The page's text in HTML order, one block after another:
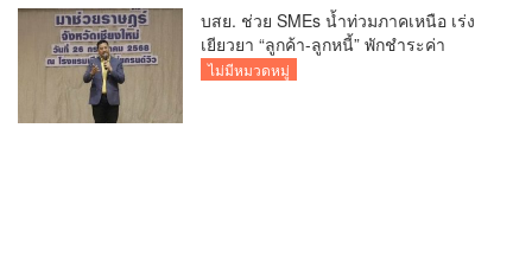
บสย. ช่วย SMEs น้ำท่วมภาคเหนือ เร่ง
เยียวยา “ลูกค้า-ลูกหนี้” พักชำระค่า
ธรรมเนียม-ค่างวด
ไม่มีหมวดหมู่